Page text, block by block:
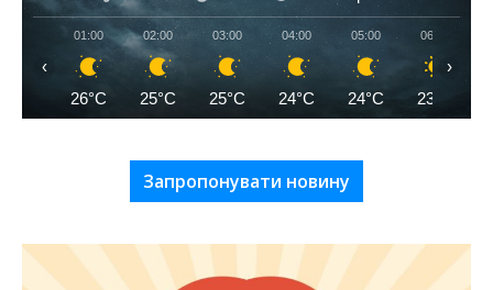
01:00
26°C
02:00
25°C
03:00
25°C
04:00
24°C
05:00
24°C
06:00
23°C
‹ ›
Запропонувати новину